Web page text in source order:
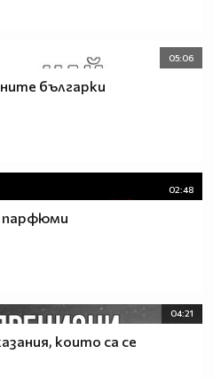
05:06
българки
02:48
парфюми
04:21
които са се